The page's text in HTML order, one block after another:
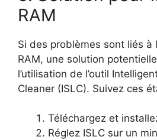
RAM
Si des problèmes sont liés à
RAM, une solution
l’utilisation de l’outil
Cleaner (ISLC). Suivez ces
Téléchargez et
Réglez ISLC sur un